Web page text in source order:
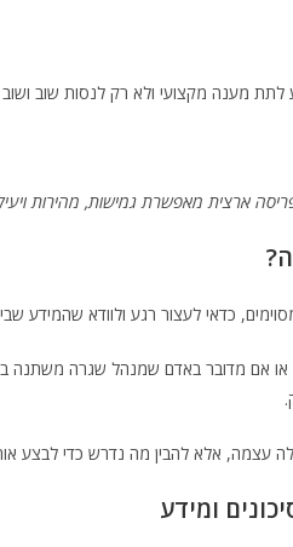
מענה מקצועי ולא רק לנסות שוב
ארצית מאפשרת גמישות, מהירות
כדאי לעצור רגע ולוודא שהמידע
אם מדובר באדם שמנהל שגרה משתנה
עצמה, אלא להבין מה נדרש כדי לבצע
ומידע